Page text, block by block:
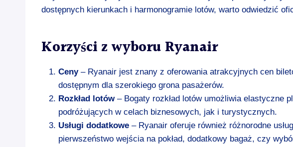
dostępnych kierunkach i harmonogramie lotów, warto odwiedzić
Korzyści z wyboru Ryanair
Ceny– Ryanair jest znany z oferowania atrakcyjnych cen
dostępnym dla szerokiego grona pasażerów.
Rozkład lotów– Bogaty rozkład lotów umożliwia elastyczne
podróżujących w celach biznesowych, jak i turystycznych.
Usługi dodatkowe – Ryanair oferuje również różnorodne
pierwszeństwo wejścia na pokład, dodatkowy bagaż, czy